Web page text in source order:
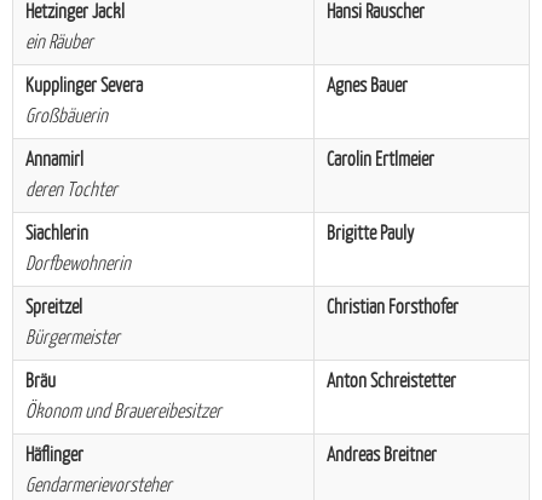
Hetzinger Jackl
ein Räuber
Hansi Rauscher
Kupplinger Severa
Großbäuerin
Agnes Bauer
Annamirl
deren Tochter
Carolin Ertlmeier
Siachlerin
Dorfbewohnerin
Brigitte Pauly
Spreitzel
Bürgermeister
Christian Forsthofer
Bräu
Ökonom und Brauereibesitzer
Anton Schreistetter
Häflinger
Gendarmerievorsteher
Andreas Breitner